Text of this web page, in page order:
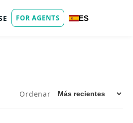
FOR AGENTS ES
Ordenar